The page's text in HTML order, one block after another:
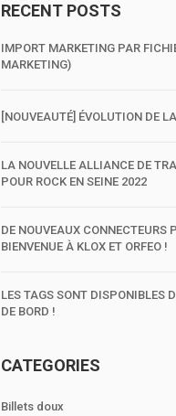
RECENT POSTS
IMPORT MARKETING PAR
MARKETING)
[NOUVEAUTÉ] ÉVOLUTION DE
LA NOUVELLE ALLIANCE DE
POUR ROCK EN SEINE 2022
DE NOUVEAUX CONNECTEURS
BIENVENUE À KLOX ET ORFEO !
LES TAGS SONT DISPONIBLES
DE BORD !
CATEGORIES
Billets doux